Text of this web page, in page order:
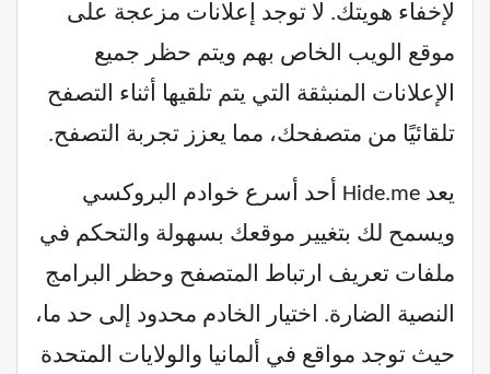
لإخفاء هويتك. لا توجد إعلانات مزعجة على
موقع الويب الخاص بهم ويتم حظر جميع
الإعلانات المنبثقة التي يتم تلقيها أثناء التصفح
تلقائيًا من متصفحك، مما يعزز تجربة التصفح.
يعد Hide.me أحد أسرع خوادم البروكسي
ويسمح لك بتغيير موقعك بسهولة والتحكم في
ملفات تعريف ارتباط المتصفح وحظر البرامج
النصية الضارة. اختيار الخادم محدود إلى حد ما،
حيث توجد مواقع في ألمانيا والولايات المتحدة